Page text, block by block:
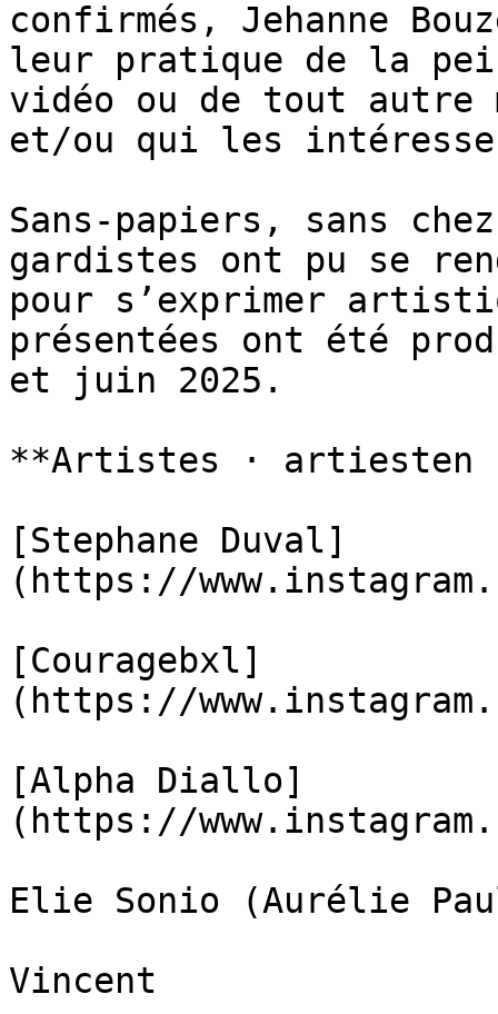
confirmés, Jehanne
leur pratique de la
vidéo ou de tout autre
et/ou qui les
Sans-papiers, sans
gardistes ont pu se
pour s’exprimer
présentées ont été
et juin 2025.
**Artistes · artiesten
[Stephane Duval]
(https://
[Couragebxl]
(https://
[Alpha Diallo]
(https://
Elie Sonio (Aurélie
Vincent